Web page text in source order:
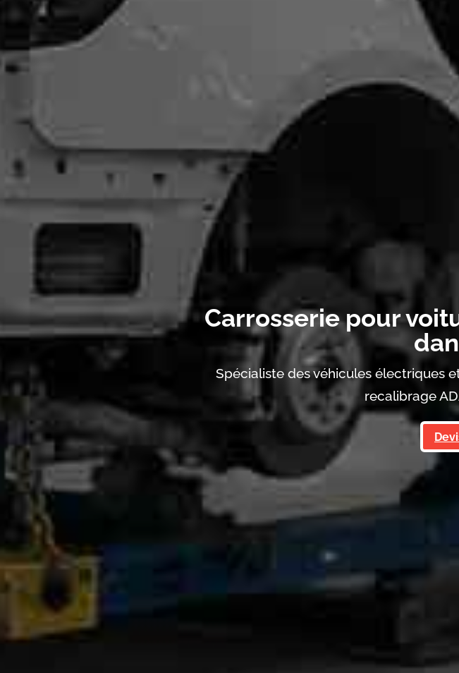
Carrosserie pour
Spécialiste des véhicules électriques
recalibrage